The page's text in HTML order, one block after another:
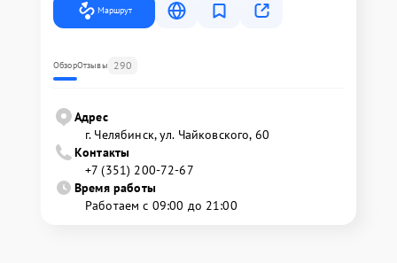
Маршрут
ОбзорОтзывы 290
Адрес
г. Челябинск, ул. Чайковского, 60
Контакты
+7 (351) 200-72-67
Время работы
Работаем с 09:00 до 21:00